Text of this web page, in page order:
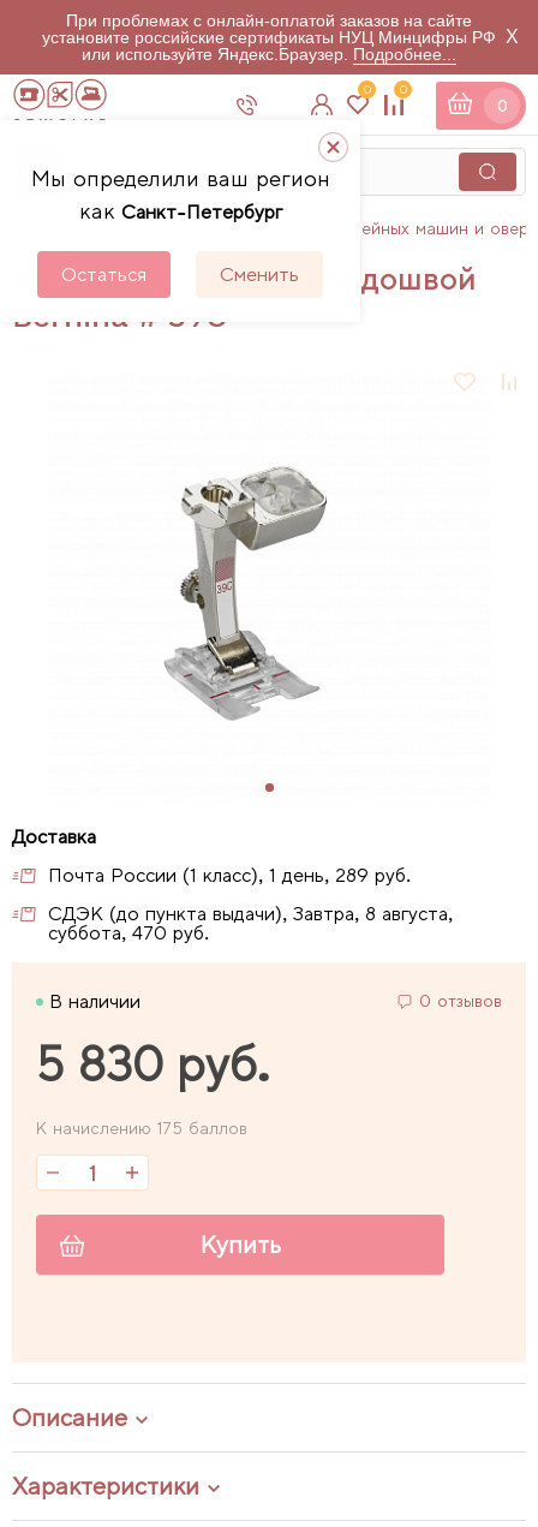
При проблемах с онлайн-оплатой заказов на сайте
установите российские сертификаты НУЦ Минцифры РФ
или используйте Яндекс.Браузер. Подробнее...
X
Мы определили ваш регион
как Санкт-Петербург
Остаться Сменить
0 0
0
Аксессуары для швейных машин и
Лапка с прозрачной подошвой
Bernina # 39C
Почта России (1 класс), 1 день, 289 руб.
СДЭК (до пункта выдачи), Завтра, 8 августа,
суббота, 470 руб.
В наличии 0 отзывов
5 830 руб.
К начислению 175 баллов
Купить
Описание
Характеристики